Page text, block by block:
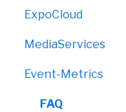
LED-Messewand
ExpoCloud
FAQ
Bereich "Start"
Bereich "Shop"
MediaServices
Rollups
Faltdisplays
Event-Metrics
FAQ